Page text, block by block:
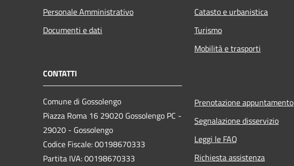
Personale Amministrativo
Documenti e dati
Catasto e urbanistica
Turismo
Mobilità e trasporti
CONTATTI
Comune di Gossolengo
Piazza Roma 16 29020 Gossolengo PC -
29020 - Gossolengo
Codice Fiscale: 00198670333
Partita IVA: 00198670333
Prenotazione appuntamento
Segnalazione disservizio
Leggi le FAQ
Richiesta assistenza